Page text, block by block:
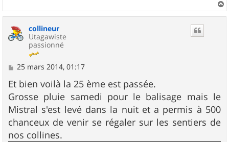
a
collineur
Utagawiste
passionné
M
s
s
a
g
e
25 mars 2014, 01:17
Et bien voilà la 25 ème est passée.
Grosse pluie samedi pour le balisage mais le
Mistral s'est levé dans la nuit et a permis à 500
chanceux de venir se régaler sur les sentiers de
nos collines.